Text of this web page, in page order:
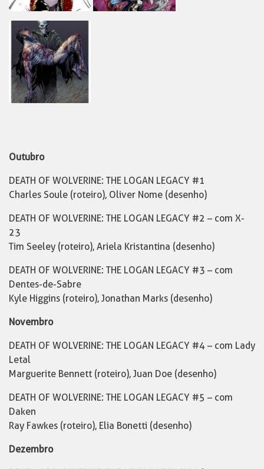
Outubro
DEATH OF WOLVERINE: THE LOGAN LEGACY #1
Charles Soule (roteiro), Oliver Nome (desenho)
DEATH OF WOLVERINE: THE LOGAN LEGACY #2 – com X-
23
Tim Seeley (roteiro), Ariela Kristantina (desenho)
DEATH OF WOLVERINE: THE LOGAN LEGACY #3 – com
Dentes-de-Sabre
Kyle Higgins (roteiro), Jonathan Marks (desenho)
Novembro
DEATH OF WOLVERINE: THE LOGAN LEGACY #4 – com Lady
Letal
Marguerite Bennett (roteiro), Juan Doe (desenho)
DEATH OF WOLVERINE: THE LOGAN LEGACY #5 – com
Daken
Ray Fawkes (roteiro), Elia Bonetti (desenho)
Dezembro